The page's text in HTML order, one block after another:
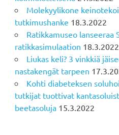
Molekyylikone
tutkimushanke 18.3.2022
Ratikkamuseo lanseeraa
ratikkasimulaation 18.3.2022
Liukas keli? 3 vinkkiä
nastakengät tarpeen
Kohti diabeteksen
tutkijat tuottivat
beetasoluja 15.3.2022